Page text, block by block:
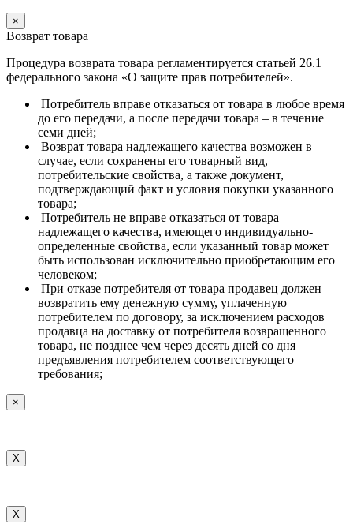
×
Возврат товара
Процедура возврата товара регламентируется статьей 26.1
федерального закона «О защите прав потребителей».
Потребитель вправе отказаться от товара в любое время
до его передачи, а после передачи товара – в течение
семи дней;
Возврат товара надлежащего качества возможен в
случае, если сохранены его товарный вид,
потребительские свойства, а также документ,
подтверждающий факт и условия покупки указанного
товара;
Потребитель не вправе отказаться от товара
надлежащего качества, имеющего индивидуально-
определенные свойства, если указанный товар может
быть использован исключительно приобретающим его
человеком;
При отказе потребителя от товара продавец должен
возвратить ему денежную сумму, уплаченную
потребителем по договору, за исключением расходов
продавца на доставку от потребителя возвращенного
товара, не позднее чем через десять дней со дня
предъявления потребителем соответствующего
требования;
×
X
X